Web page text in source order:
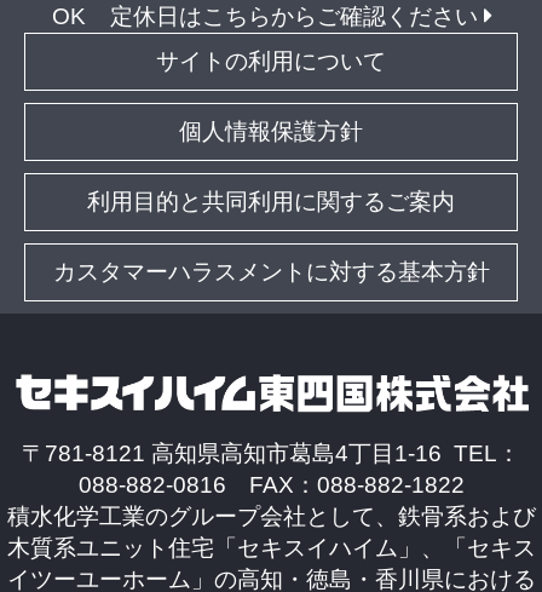
OK
定休日はこちらからご確認ください
サイトの利用について
個人情報保護方針
利用目的と共同利用に関するご案内
カスタマーハラスメントに対する基本方針
〒781-8121 高知県高知市葛島4丁目1-16 TEL：
088-882-0816 FAX：088-882-1822
積水化学工業のグループ会社として、鉄骨系および
木質系ユニット住宅「セキスイハイム」、「セキス
イツーユーホーム」の高知・徳島・香川県における